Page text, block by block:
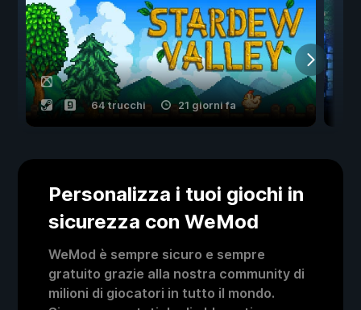
64 trucchi 21 giorni fa
Personalizza i tuoi giochi in
sicurezza con WeMod
WeMod è sempre sicuro e sempre
gratuito grazie alla nostra community di
milioni di giocatori in tutto il mondo.